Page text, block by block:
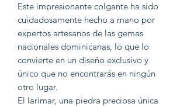
Este impresionante colgante ha sido
cuidadosamente hecho a mano por
expertos artesanos de las gemas
nacionales dominicanas, lo que lo
convierte en un diseño exclusivo y
único que no encontrarás en ningún
otro lugar.
El larimar, una piedra preciosa única